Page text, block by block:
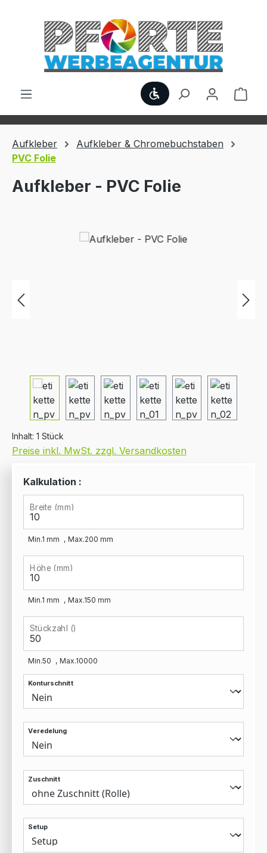
Werkzeugleiste
Aufkleber
Aufkleber & Chromebuchstaben
PVC Folie
Aufkleber - PVC Folie
Bildergalerie überspringen
Inhalt: 1 Stück
Preise inkl. MwSt. zzgl. Versandkosten
Kalkulation :
Breite (mm)
Min.1 mm Max.200 mm
Höhe (mm)
Min.1 mm Max.150 mm
Stückzahl ()
Min.50 Max.10000
Konturschnitt
Veredelung
Zuschnitt
Setup